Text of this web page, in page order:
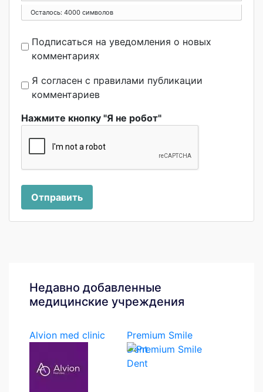
Осталось: 4000 символов
Подписаться на уведомления о новых
комментариях
Я согласен с правилами публикации
комментариев
Нажмите кнопку "Я не робот"
Отправить
Недавно добавленные
медицинские учреждения
Alvion med clinic
Premium Smile
Dent